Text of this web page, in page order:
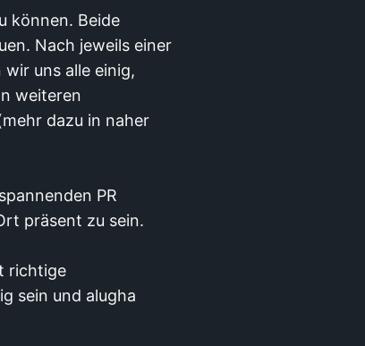
können. Beide
Nach jeweils einer
uns alle einig,
weiteren
dazu in naher
PR
präsent zu sein.
richtige
sein und alugha